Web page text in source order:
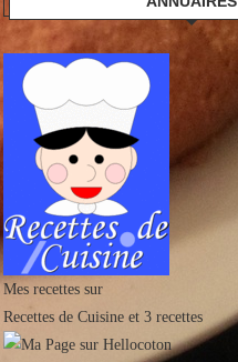
Mes recettes sur
Recettes de Cuisine et 3 recettes